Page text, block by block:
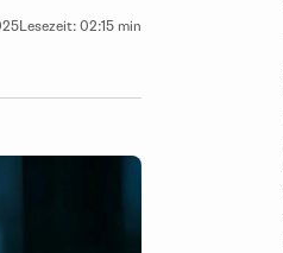
Lesezeit: 02:15 min